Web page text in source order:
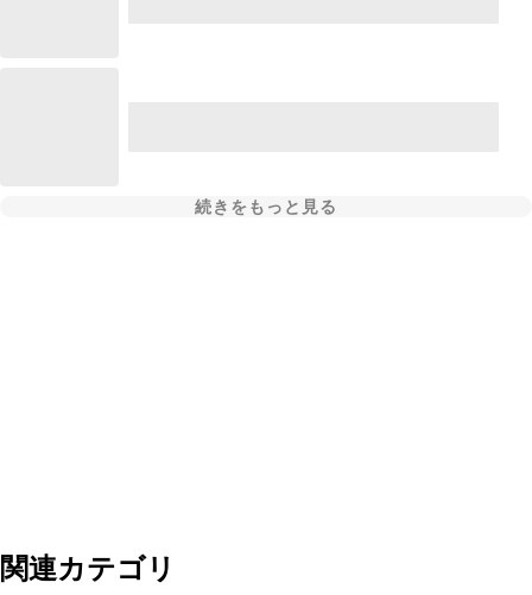
続きをもっと見る
関連カテゴリ